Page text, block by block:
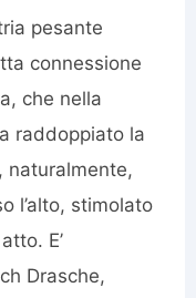
pesante
connessione
che nella
raddoppiato la
naturalmente,
l’alto, stimolato
E’
Drasche,